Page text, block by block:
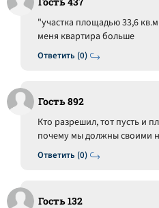
Ответить (0)
"участка площадью 33,6
меня квартира больше
Гость 892
Ответить (0)
Кто разрешил, тот пусть и
почему мы должны своими
Гость 132